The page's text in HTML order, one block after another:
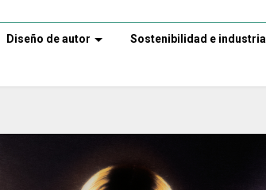
Diseño de autor Sostenibilidad e industria